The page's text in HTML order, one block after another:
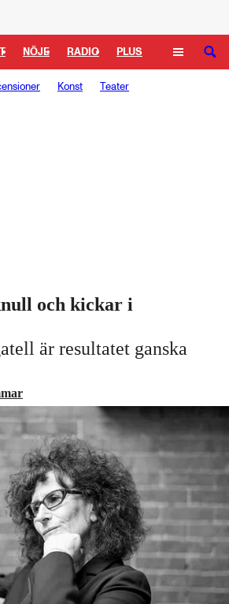
NÖJE RADIO PLUS
LEDARE
SÖK
Konst Teater
och kickar i
är resultatet ganska